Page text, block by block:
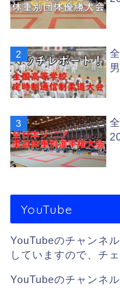
YouTube
YouTubeのチャンネ
していますので、チ
YouTubeのチャンネ